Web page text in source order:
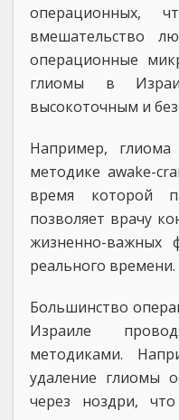
операционных,
вмешательство
операционные
глиомы в
высокоточным и
Например,
методике awake-
время которой
позволяет врачу
жизненно-важных
реального времени.
Большинство
Израиле
методиками.
удаление глиомы
через ноздри,